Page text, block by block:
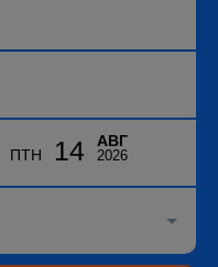
ПТН 14 АВГ
2026